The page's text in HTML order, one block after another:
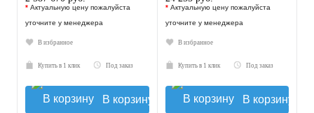
* Актуальную цену пожалуйста
уточните у менеджера
В избранное
Купить в 1 клик Под заказ
В корзину
* Актуальную цену пожалуйста
уточните у менеджера
В избранное
Купить в 1 клик Под заказ
В корзину